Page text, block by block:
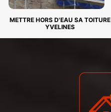
METTRE HORS D'EAU SA TOITURE
YVELINES